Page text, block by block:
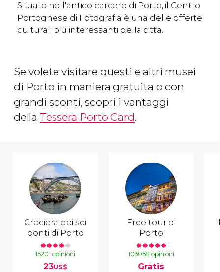
Situato nell'antico carcere di Porto, il Centro
Portoghese di Fotografia è una delle offerte
culturali più interessanti della città.
Se volete visitare questi e altri musei
di Porto in maniera gratuita o con
grandi sconti, scopri i vantaggi
della Tessera Porto Card.
Crociera dei sei
ponti di Porto
15201 opinioni
23US$
Free tour di
Porto
103058 opinioni
Gratis